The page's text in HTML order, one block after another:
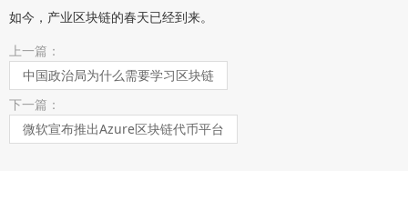
如今，产业区块链的春天已经到来。
上一篇：
中国政治局为什么需要学习区块链
下一篇：
微软宣布推出Azure区块链代币平台